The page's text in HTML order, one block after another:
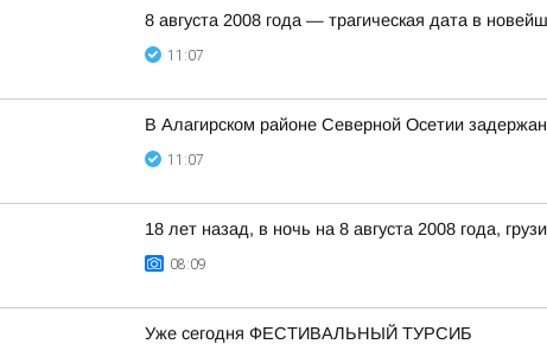
8 августа 2008 года — трагическая дата в
11:07
В Алагирском районе Северной Осетии
11:07
18 лет назад, в ночь на 8 августа 2008 года,
08:09
Уже сегодня ФЕСТИВАЛЬНЫЙ ТУРСИБ